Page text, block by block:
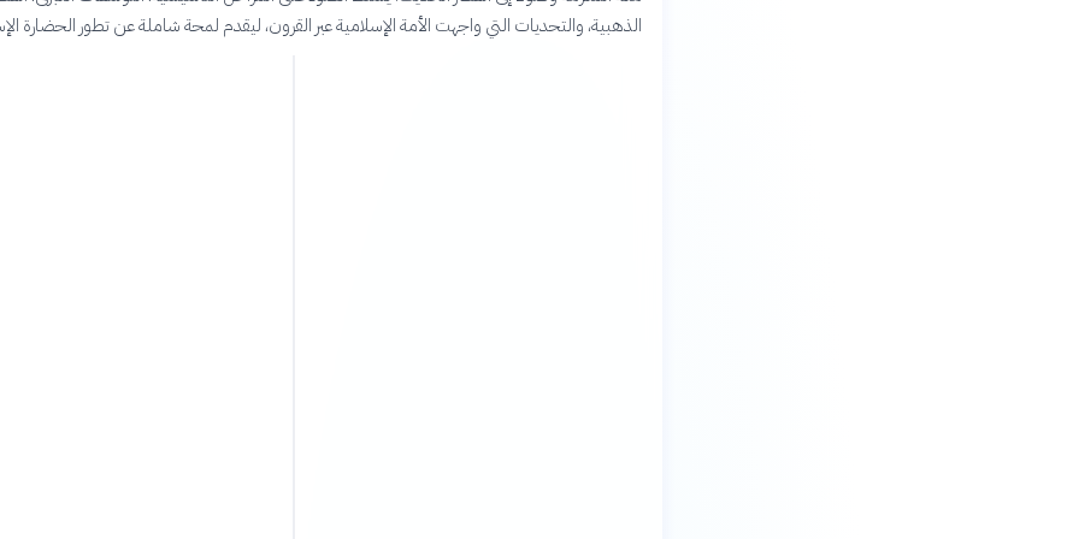
الذهبية، والتحديات التي واجهت الأمة الإسلامية عبر القرون، ليقدم لمحة شاملة عن تطور الحضارة